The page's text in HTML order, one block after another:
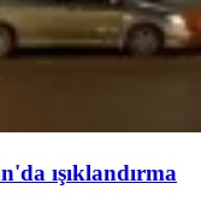
ışıklandırma